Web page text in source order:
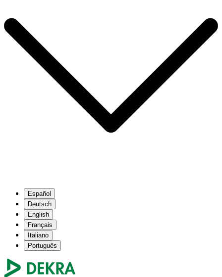
Español
Deutsch
English
Français
Italiano
Português